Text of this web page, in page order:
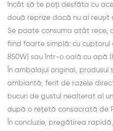
încât să te poți desfăta cu
două reprize dacă nu ai
Se poate consuma atât rece,
fiind foarte simplă: cu cuptorul
850W) sau într-o oală cu apă
În ambalajul original,
ambiantă, ferit de razele
bucuri de gustul nealterat al
după o rețetă consacrată de
În concluzie, pregătirea